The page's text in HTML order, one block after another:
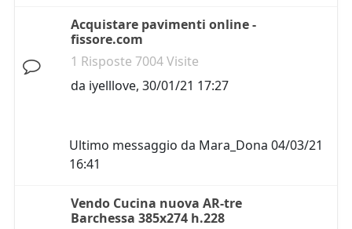
Acquistare pavimenti online -
fissore.com
1 Risposte 7004 Visite
da iyelllove, 30/01/21 17:27
Ultimo messaggio da Mara_Dona 04/03/21
16:41
Vendo Cucina nuova AR-tre
Barchessa 385x274 h.228